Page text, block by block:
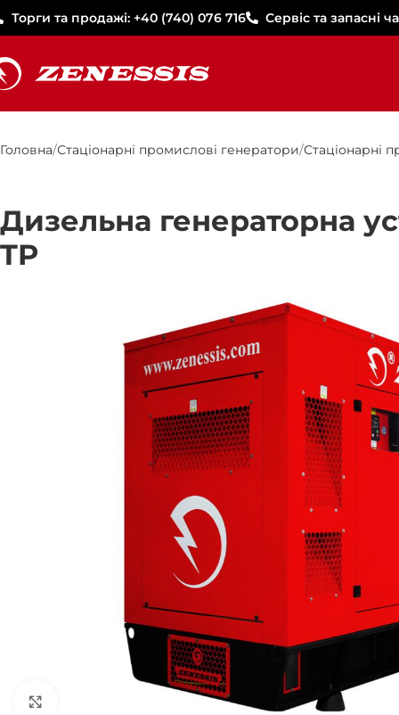
Торги та продажі: +40 (740) 076 716 Сервіс та запасні
Головна Стаціонарні промислові генератори Стаціонарні
Дизельна генераторна
TP
Клацніть, щоб збільшити